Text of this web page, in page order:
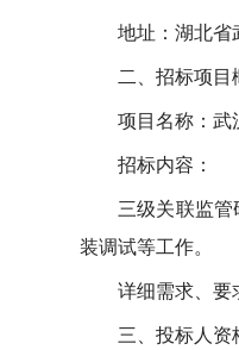
地址：湖北省
二、招标项目
项目名称：武
招标内容：
三级关联监
装调试等工作。
详细需求、要
三、投标人资